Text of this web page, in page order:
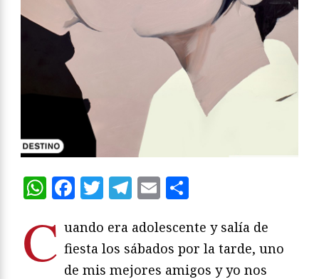
WhatsApp
Facebook
Twitter
Telegram
Email
C uando era adolescente y salía de
fiesta los sábados por la tarde, uno
de mis mejores amigos y yo nos